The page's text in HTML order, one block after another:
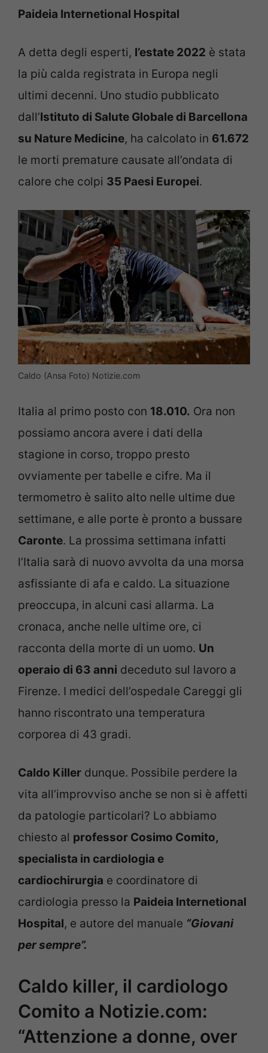
Paideia Internetional Hospital
A detta degli esperti, l’estate 2022 è stata
la più calda registrata in Europa negli
ultimi decenni. Uno studio pubblicato
dall’Istituto di Salute Globale di Barcellona
su Nature Medicine, ha calcolato in 61.672
le morti premature causate all’ondata di
calore che colpi 35 Paesi Europei.
Caldo (Ansa Foto) Notizie.com
Italia al primo posto con 18.010. Ora non
possiamo ancora avere i dati della
stagione in corso, troppo presto
ovviamente per tabelle e cifre. Ma il
termometro è salito alto nelle ultime due
settimane, e alle porte è pronto a bussare
Caronte. La prossima settimana infatti
l’Italia sarà di nuovo avvolta da una morsa
asfissiante di afa e caldo. La situazione
preoccupa, in alcuni casi allarma. La
cronaca, anche nelle ultime ore, ci
racconta della morte di un uomo. Un
operaio di 63 anni deceduto sul lavoro a
Firenze. I medici dell’ospedale Careggi gli
hanno riscontrato una temperatura
corporea di 43 gradi.
Caldo Killer dunque. Possibile perdere la
vita all’improvviso anche se non si è affetti
da patologie particolari? Lo abbiamo
chiesto al professor Cosimo Comito,
specialista in cardiologia e
cardiochirurgia e coordinatore di
cardiologia presso la Paideia Internetional
Hospital, e autore del manuale “Giovani
per sempre”.
Caldo killer, il cardiologo
Comito a Notizie.com:
“Attenzione a donne, over